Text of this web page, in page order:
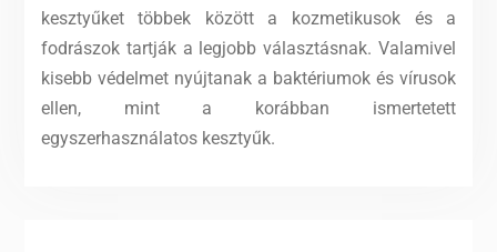
kesztyűket többek között a kozmetikusok és a
fodrászok tartják a legjobb választásnak. Valamivel
kisebb védelmet nyújtanak a baktériumok és vírusok
ellen, mint a korábban ismertetett
egyszerhasználatos kesztyűk.